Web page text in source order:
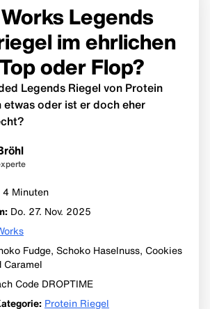
Legends
im ehrlichen
oder Flop?
Legends Riegel von Protein
etwas oder ist er doch eher
4 Minuten
Do. 27. Nov. 2025
Fudge, Schoko Haselnuss, Cookies
Caramel
Code DROPTIME
: Protein Riegel